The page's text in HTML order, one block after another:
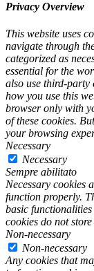
Privacy Overview
This website uses
navigate through
categorized as
essential for the
also use third-party
how you use this
browser only with
of these cookies.
your browsing
Necessary
Necessary
Sempre abilitato
Necessary cookies
function properly.
basic functionalities
cookies do not
Non-necessary
Non-necessary
Any cookies that